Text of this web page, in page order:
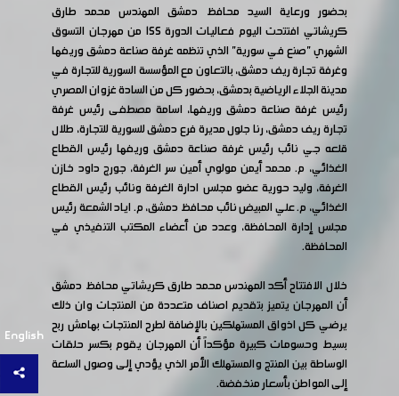
English
بحضور ورعاية السيد محافظ دمشق المهندس محمد طارق
كريشاتي افتتحت اليوم فعاليات الدورة 155 من مهرجان التسوق
الشهري "صنع في سورية" الذي تنظمه غرفة صناعة دمشق وريفها
وغرفة تجارة ريف دمشق، بالتعاون مع المؤسسة السورية للتجارة في
مدينة الجلاء الرياضية بدمشق، بحضور كل من السادة غزوان المصري
رئيس غرفة صناعة دمشق وريفها، اسامة مصطفى رئيس غرفة
تجارة ريف دمشق، رنا جلول مديرة فرع دمشق للسورية للتجارة، طلال
قلعه جي نائب رئيس غرفة صناعة دمشق وريفها رئيس القطاع
الغذائي، م. محمد أيمن مولوي أمين سر الغرفة، جورج داود خازن
الغرفة، وليد حورية عضو مجلس ادارة الغرفة ونائب رئيس القطاع
الغذائي، م. علي المبيض نائب محافظ دمشق، م. اياد الشمعة رئيس
مجلس إدارة المحافظة، وعدد من أعضاء المكتب التنفيذي في
المحافظة.
خلال الافتتاح أكد المهندس محمد طارق كريشاتي محافظ دمشق
أن المهرجان يتميز بتقديم اصناف متعددة من المنتجات وان ذلك
يرضي كل اذواق المستهلكين بالإضافة لطرح المنتجات بهامش ربح
بسيط وحسومات كبيرة مؤكداً أن المهرجان يقوم بكسر حلقات
الوساطة بين المنتج والمستهلك الأمر الذي يؤدي إلى وصول السلعة
إلى المواطن بأسعار منخفضة.